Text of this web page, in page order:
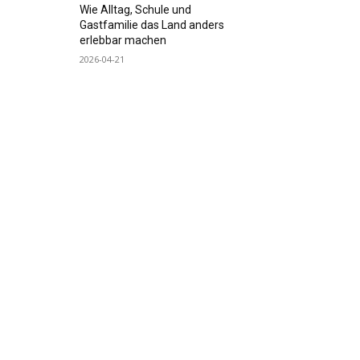
Wie Alltag, Schule und
Gastfamilie das Land anders
erlebbar machen
2026-04-21